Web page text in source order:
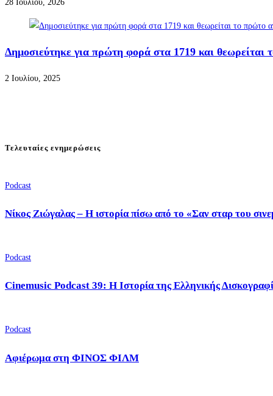
28 Ιουλίου, 2026
Δημοσιεύτηκε για πρώτη φορά στα 1719 και θεωρείται
2 Ιουλίου, 2025
Τελευταίες ενημερώσεις
Podcast
Νίκος Ζιώγαλας – Η ιστορία πίσω από το «Σαν σταρ του
Podcast
Cinemusic Podcast 39: Η Ιστορία της Ελληνικής
Podcast
Αφιέρωμα στη ΦΙΝΟΣ ΦΙΛΜ